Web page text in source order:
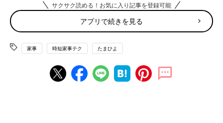
自分にやさしい暮らしをしたら、環境にもやさしい暮らし
サクサク読める！お気に入り記事を登録可能
アプリで続きを見る
家事 時短家事テク たまひよ